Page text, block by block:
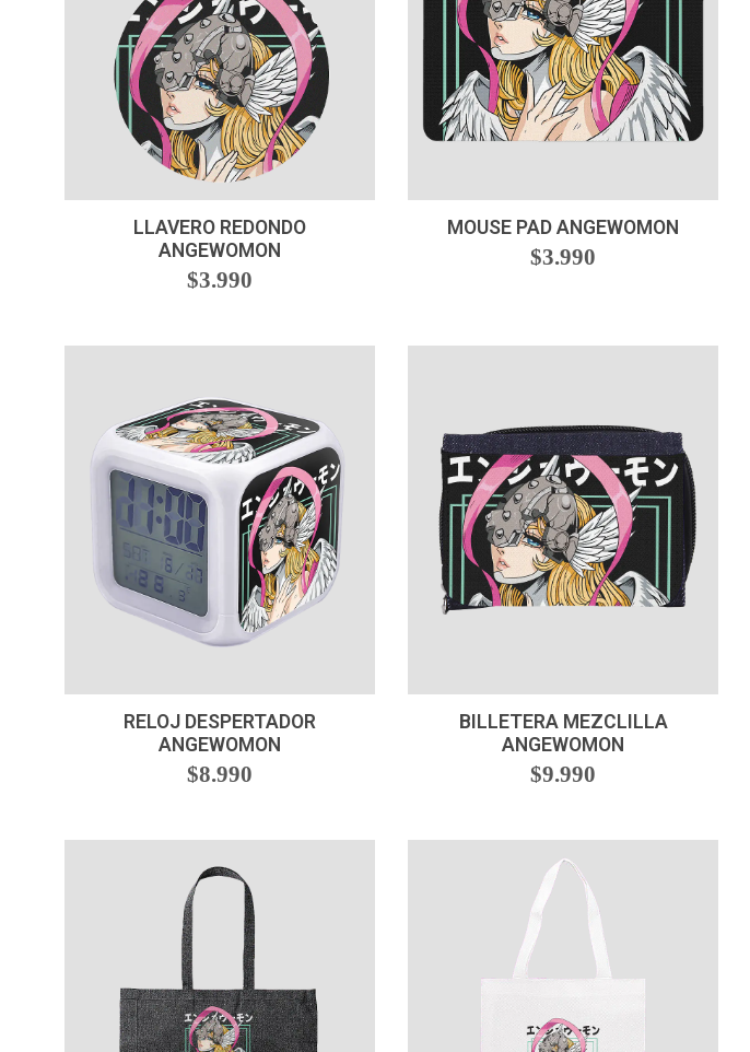
LLAVERO REDONDO
ANGEWOMON
+
$3.990
MOUSE PAD ANGEWOMON
$3.990
RELOJ DESPERTADOR
ANGEWOMON
$8.990
BILLETERA MEZCLILLA
ANGEWOMON
$9.990